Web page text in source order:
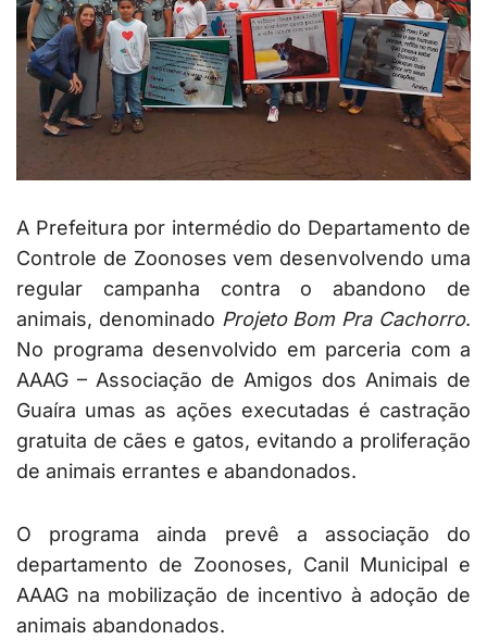
A Prefeitura por intermédio do Departamento de
Controle de Zoonoses vem desenvolvendo uma
regular campanha contra o abandono de
animais, denominado Projeto Bom Pra Cachorro.
No programa desenvolvido em parceria com a
AAAG – Associação de Amigos dos Animais de
Guaíra umas as ações executadas é castração
gratuita de cães e gatos, evitando a proliferação
de animais errantes e abandonados.
O programa ainda prevê a associação do
departamento de Zoonoses, Canil Municipal e
AAAG na mobilização de incentivo à adoção de
animais abandonados.